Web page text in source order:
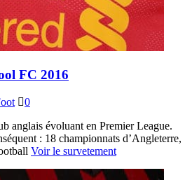
FC 2016
0
anglais évoluant en Premier League.
: 18 championnats d’Angleterre,
Voir le survetement